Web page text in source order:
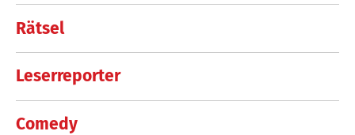
Rätsel
Leserreporter
Comedy